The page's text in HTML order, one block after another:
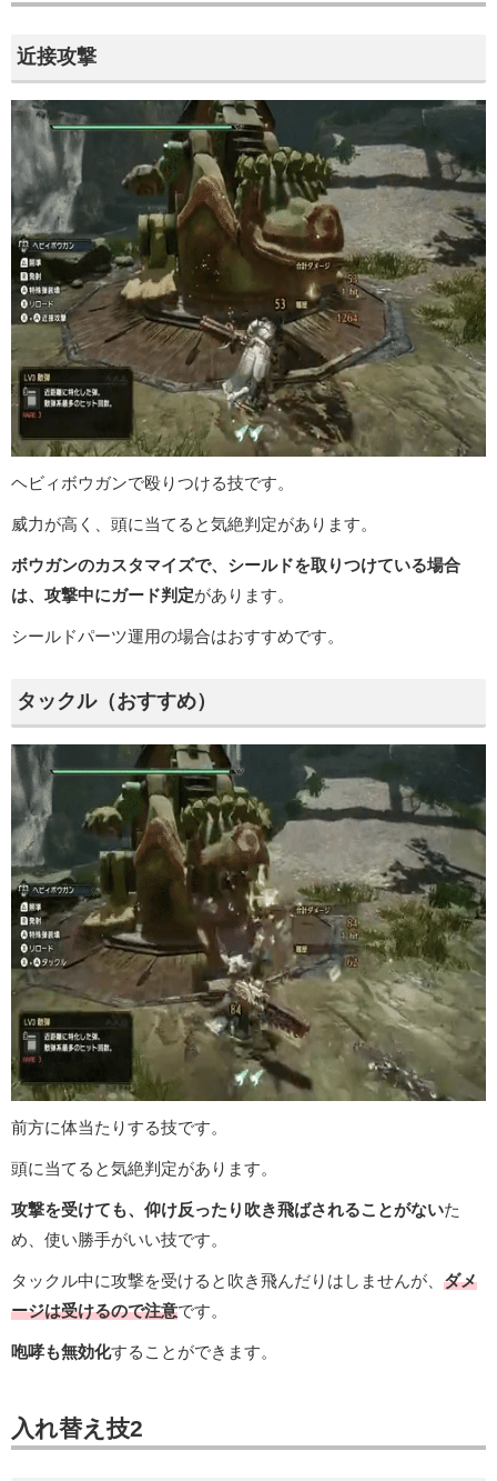
近接攻撃
ヘビィボウガンで殴りつける技です。
威力が高く、頭に当てると気絶判定があります。
ボウガンのカスタマイズで、シールドを取りつけている場合
は、攻撃中にガード判定があります。
シールドパーツ運用の場合はおすすめです。
タックル（おすすめ）
前方に体当たりする技です。
頭に当てると気絶判定があります。
攻撃を受けても、仰け反ったり吹き飛ばされることがないた
め、使い勝手がいい技です。
タックル中に攻撃を受けると吹き飛んだりはしませんが、 ダメ
ージは受けるので注意です。
咆哮も無効化することができます。
入れ替え技2